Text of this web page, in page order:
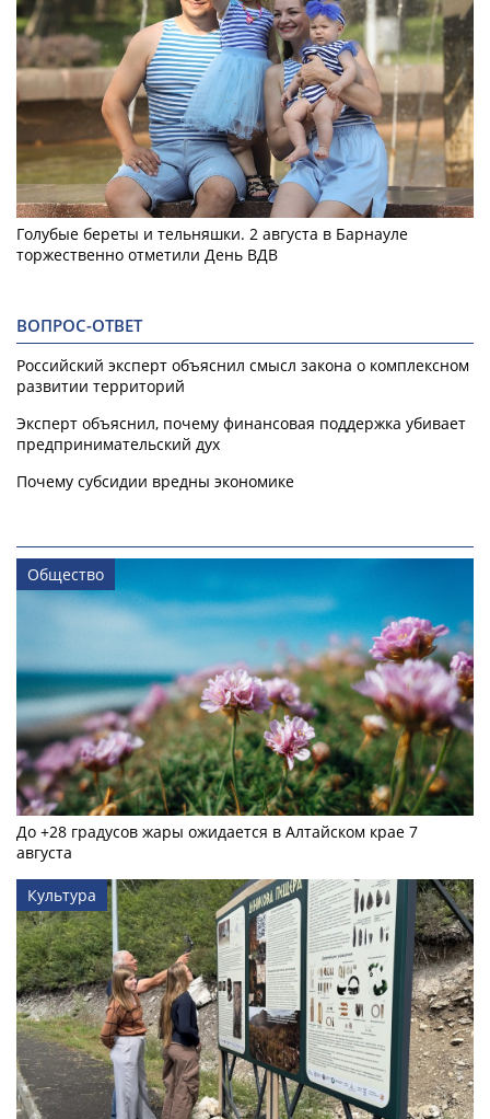
Голубые береты и тельняшки. 2 августа в Барнауле
торжественно отметили День ВДВ
ВОПРОС-ОТВЕТ
Российский эксперт объяснил смысл закона о комплексном
развитии территорий
Эксперт объяснил, почему финансовая поддержка убивает
предпринимательский дух
Почему субсидии вредны экономике
Общество
До +28 градусов жары ожидается в Алтайском крае 7
августа
Культура